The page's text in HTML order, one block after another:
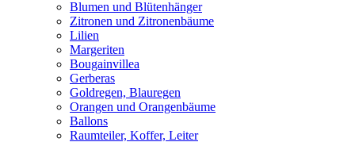
Blumen und Blütenhänger
Zitronen und Zitronenbäume
Lilien
Margeriten
Bougainvillea
Gerberas
Goldregen, Blauregen
Orangen und Orangenbäume
Ballons
Raumteiler, Koffer, Leiter